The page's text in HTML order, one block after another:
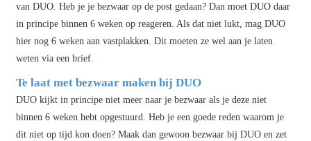
van DUO. Heb je je bezwaar op de post gedaan? Dan moet DUO daar
in principe binnen 6 weken op reageren. Als dat niet lukt, mag DUO
hier nog 6 weken aan vastplakken. Dit moeten ze wel aan je laten
weten via een brief.
Te laat met bezwaar maken bij DUO
DUO kijkt in principe niet meer naar je bezwaar als je deze niet
binnen 6 weken hebt opgestuurd. Heb je een goede reden waarom je
dit niet op tijd kon doen? Maak dan gewoon bezwaar bij DUO en zet